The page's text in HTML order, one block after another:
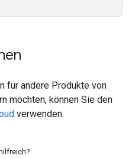
für andere Produkte von
möchten, können Sie den
verwenden.